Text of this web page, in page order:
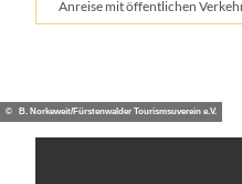
Anreise mit öffentlichen
© B. Norkeweit/Fürstenwalder Tourismsuverein e.V.